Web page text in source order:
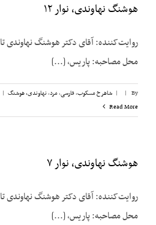
هوشنگ نهاوندی، نوار ۱۲
محل مصاحبه: پاریس، [...]
By
|
| شاهرخ مسکوب,فارسی,مرد,نهاوندی، هوشنگ |
Read More
هوشنگ نهاوندی، نوار ۷
محل مصاحبه: پاریس، [...]